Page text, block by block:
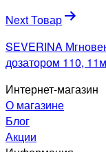
Next Товар
SEVERINA
дозатором 110,
Интернет-магазин
О магазине
Блог
Акции